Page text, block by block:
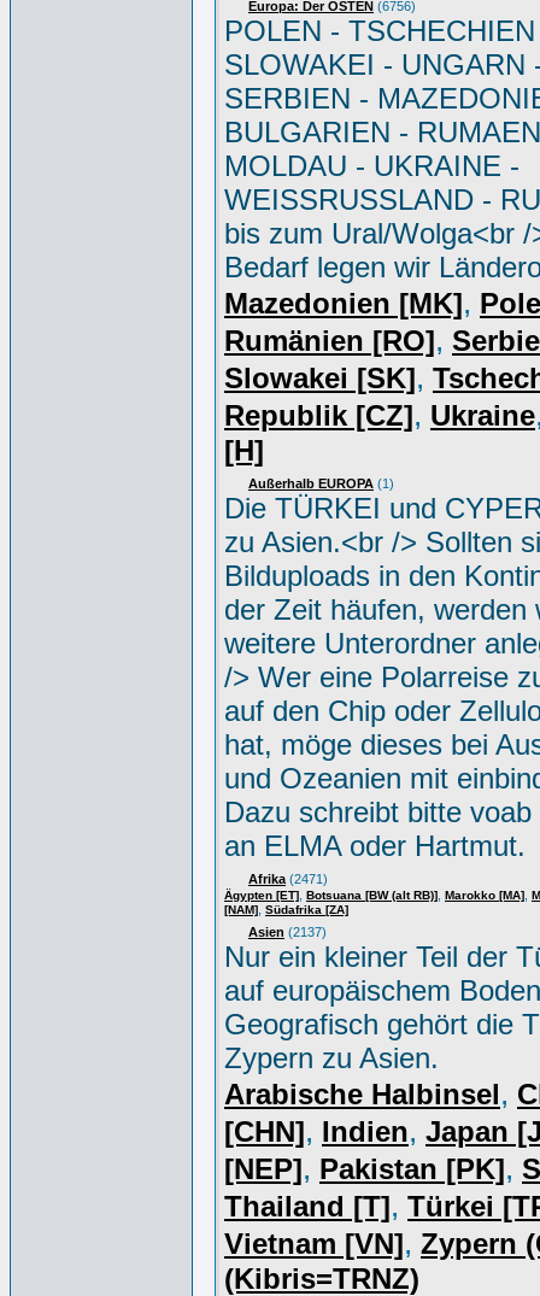
Europa: Der OSTEN (6756)
POLEN -
SLOWAKEI - UNGARN
SERBIEN -
BULGARIEN -
MOLDAU - UKRAINE -
WEISSRUSSLAND -
bis zum Ural/Wolga<br /
Bedarf legen wir
Mazedonien [MK],
Rumänien [RO],
Slowakei [SK],
Republik [CZ], Ukraine
[H]
Außerhalb EUROPA (1)
Die TÜRKEI und
zu Asien.<br /> Sollten
Bilduploads in den
der Zeit häufen, werden
weitere Unterordner
/> Wer eine Polarreise
auf den Chip oder
hat, möge dieses bei
und Ozeanien mit
Dazu schreibt bitte
an ELMA oder Hartmut.
Afrika (2471)
Ägypten [ET] Botsuana [BW (alt RB)] Marokko [MA]
[NAM] Südafrika [ZA]
Asien (2137)
Nur ein kleiner Teil der
auf europäischem
Geografisch gehört die
Zypern zu Asien.
Arabische Halbinsel,
[CHN], Indien, Japan
[NEP], Pakistan [PK],
Thailand [T], Türkei
Vietnam [VN], Zypern
(Kibris=TRNZ)